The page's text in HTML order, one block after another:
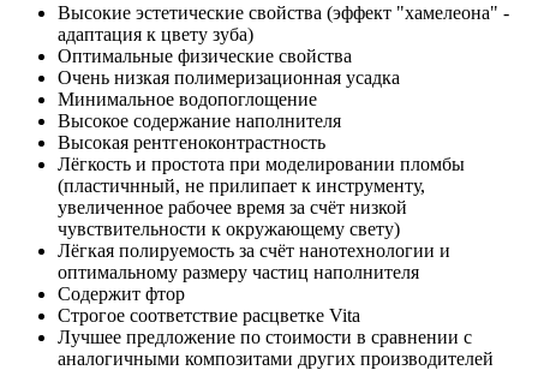
Высокие эстетические свойства (эффект "хамелеона" -
адаптация к цвету зуба)
Оптимальные физические свойства
Очень низкая полимеризационная усадка
Минимальное водопоглощение
Высокое содержание наполнителя
Высокая рентгеноконтрастность
Лёгкость и простота при моделировании пломбы
(пластичнный, не прилипает к инструменту,
увеличенное рабочее время за счёт низкой
чувствительности к окружающему свету)
Лёгкая полируемость за счёт нанотехнологии и
оптимальному размеру частиц наполнителя
Содержит фтор
Строгое соответствие расцветке Vita
Лучшее предложение по стоимости в сравнении с
аналогичными композитами других производителей